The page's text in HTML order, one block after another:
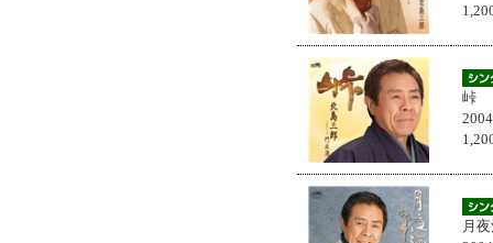
峠
月